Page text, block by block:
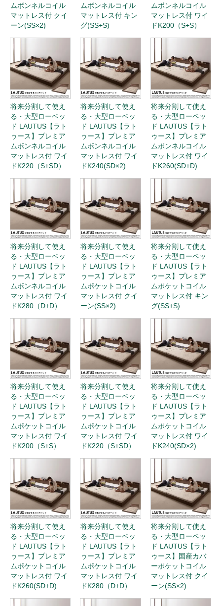
ムボンネルコイル
マットレス付 クイ
ーン(SS×2)
ムボンネルコイル
マットレス付 キン
グ(SS+S)
ムボンネルコイル
マットレス付 ワイ
ドK200（S+S）
将来分割して使え
る・大型ローベッ
ド LAUTUS【ラト
ゥース】プレミア
ムボンネルコイル
マットレス付 ワイ
ドK220（S+SD）
将来分割して使え
る・大型ローベッ
ド LAUTUS【ラト
ゥース】プレミア
ムボンネルコイル
マットレス付 ワイ
ドK240(SD×2)
将来分割して使え
る・大型ローベッ
ド LAUTUS【ラト
ゥース】プレミア
ムボンネルコイル
マットレス付 ワイ
ドK260(SD+D)
将来分割して使え
る・大型ローベッ
ド LAUTUS【ラト
ゥース】プレミア
ムボンネルコイル
マットレス付 ワイ
ドK280（D+D）
将来分割して使え
る・大型ローベッ
ド LAUTUS【ラト
ゥース】プレミア
ムポケットコイル
マットレス付 クイ
ーン(SS×2)
将来分割して使え
る・大型ローベッ
ド LAUTUS【ラト
ゥース】プレミア
ムポケットコイル
マットレス付 キン
グ(SS+S)
将来分割して使え
る・大型ローベッ
ド LAUTUS【ラト
ゥース】プレミア
ムポケットコイル
マットレス付 ワイ
ドK200（S+S）
将来分割して使え
る・大型ローベッ
ド LAUTUS【ラト
ゥース】プレミア
ムポケットコイル
マットレス付 ワイ
ドK220（S+SD）
将来分割して使え
る・大型ローベッ
ド LAUTUS【ラト
ゥース】プレミア
ムポケットコイル
マットレス付 ワイ
ドK240(SD×2)
将来分割して使え
る・大型ローベッ
ド LAUTUS【ラト
ゥース】プレミア
ムポケットコイル
マットレス付 ワイ
ドK260(SD+D)
将来分割して使え
る・大型ローベッ
ド LAUTUS【ラト
ゥース】プレミア
ムポケットコイル
マットレス付 ワイ
ドK280（D+D）
将来分割して使え
る・大型ローベッ
ド LAUTUS【ラト
ゥース】国産カバ
ーポケットコイル
マットレス付 クイ
ーン(SS×2)